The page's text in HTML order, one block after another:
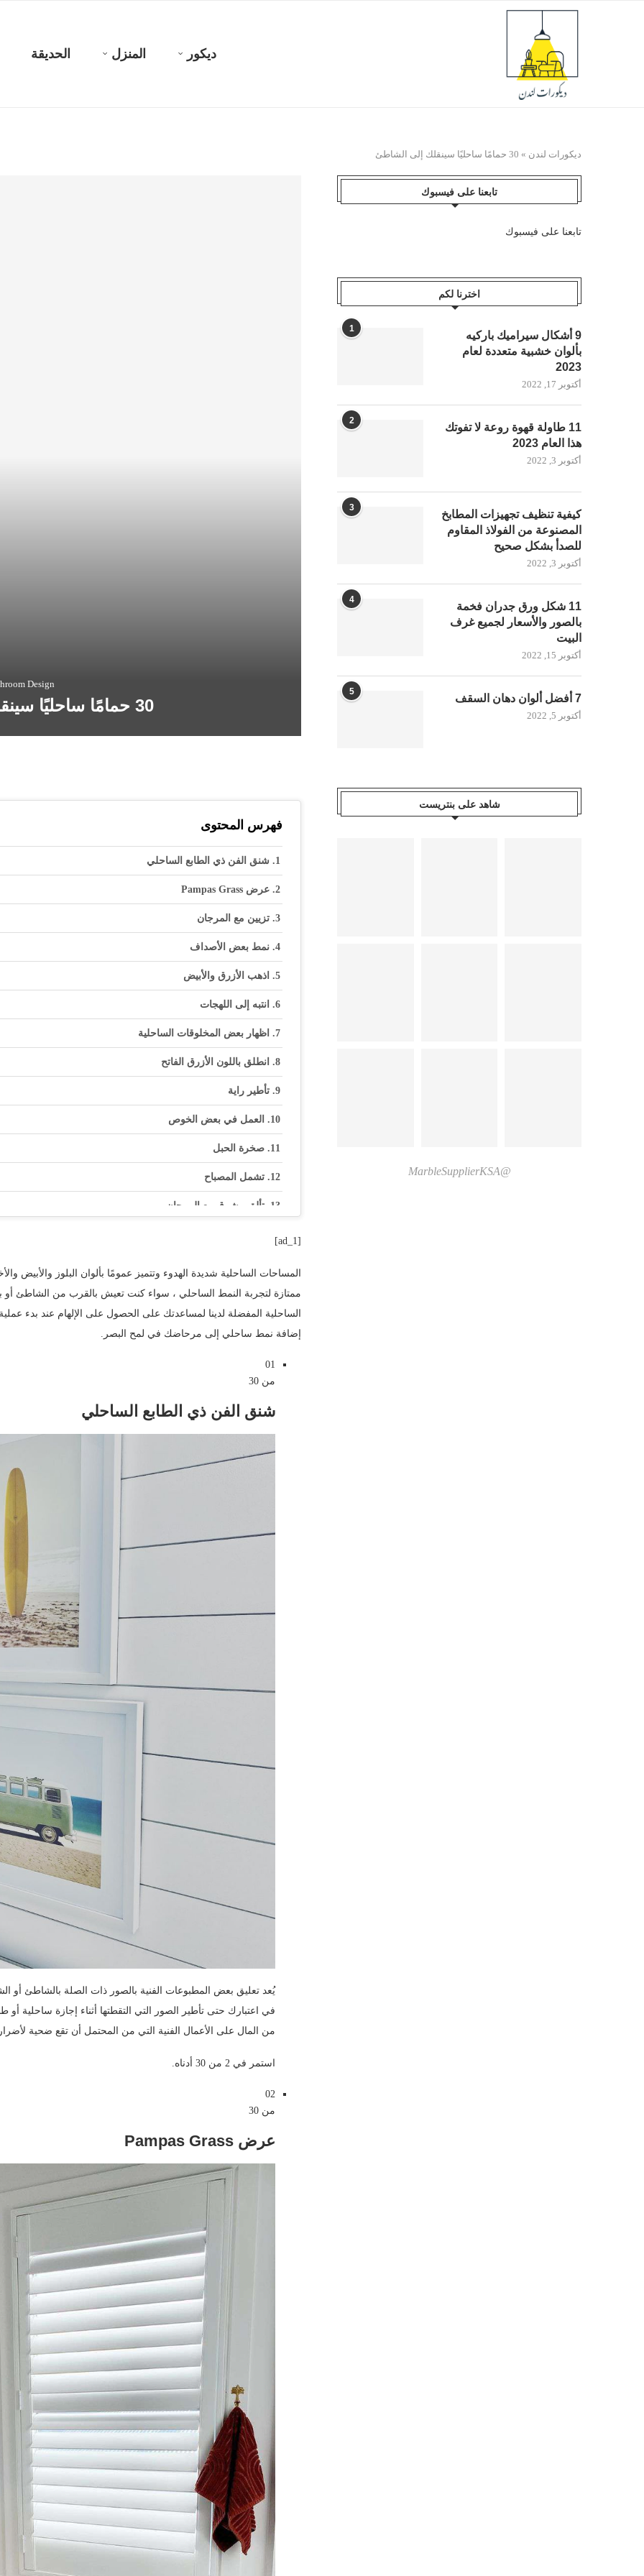
ديكور المنزل الحديقة
ديكورات لندن » 30 حمامًا ساحليًا سينقلك إلى الشاطئ
Design
30 حمامًا ساحليًا سينقلك إلى الشاطئ
فهرس المحتوى
شنق الفن ذي الطابع الساحلي
عرض Pampas Grass
تزيين مع المرجان
نمط بعض الأصداف
اذهب الأزرق والأبيض
انتبه إلى اللهجات
اظهار بعض المخلوقات الساحلية
انطلق باللون الأزرق الفاتح
تأطير راية
العمل في بعض الخوص
صخرة الحبل
تشمل المصباح
تألق مشرق مع المرجان
أضف أسلوب بوهو الذوق
نمط مع الخضرة
أبقيها بسيطة
جرب مناشف جديدة
تثبيت خلفيات غريب الاطوار
أضف “بوب بيب”
اختر الجوت
[ad_1]
المساحات الساحلية شديدة الهدوء وتتميز عمومًا بألوان البلوز والأبيض
الساحلية المفضلة لدينا لمساعدتك على الحصول على الإلهام عند بدء
إضافة نمط ساحلي إلى مرحاضك في لمح البصر.
01
من 30
شنق الفن ذي الطابع الساحلي
يُعد تعليق بعض المطبوعات الفنية بالصور ذات الصلة بالشاطئ أو
في اعتبارك حتى تأطير الصور التي التقطتها أثناء إجازة ساحلية أو
من المال على الأعمال الفنية التي من المحتمل أن تقع ضحية لأضرار
استمر في 2 من 30 أدناه.
02
من 30
عرض Pampas Grass
تابعنا على فيسبوك
تابعنا على فيسبوك
اخترنا لكم
1
9 أشكال سيراميك باركيه
بألوان خشبية متعددة لعام
2023
أكتوبر 17, 2022
2
11 طاولة قهوة روعة لا تفوتك
هذا العام 2023
أكتوبر 3, 2022
3
كيفية تنظيف تجهيزات المطابخ
المصنوعة من الفولاذ المقاوم
للصدأ بشكل صحيح
أكتوبر 3, 2022
4
11 شكل ورق جدران فخمة
بالصور والأسعار لجميع غرف
البيت
أكتوبر 15, 2022
5
7 أفضل ألوان دهان السقف
أكتوبر 5, 2022
شاهد على بنتريست
@MarbleSupplierKSA